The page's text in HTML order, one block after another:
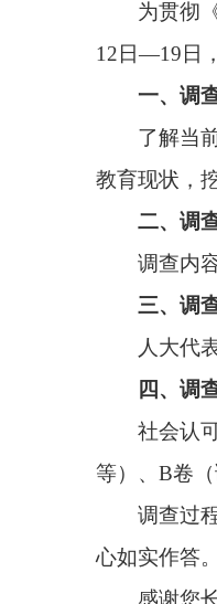
了解当前我
教育现状，挖掘
三、调查对
人大代表、
四、调查方
社会认可度
心如实作答。
感谢您长期